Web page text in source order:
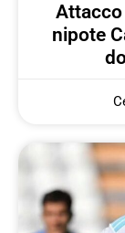
Attacco
nipote